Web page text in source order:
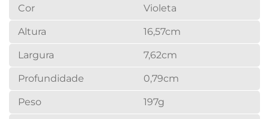
Cor Violeta
Altura 16,57cm
Largura 7,62cm
Profundidade 0,79cm
Peso 197g